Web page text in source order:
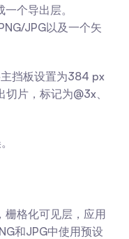
个导出层。
JPG以及一个矢
挡板设置为384 px
片，标记为@3x、
栅格化可见层，应用
和JPG中使用预设